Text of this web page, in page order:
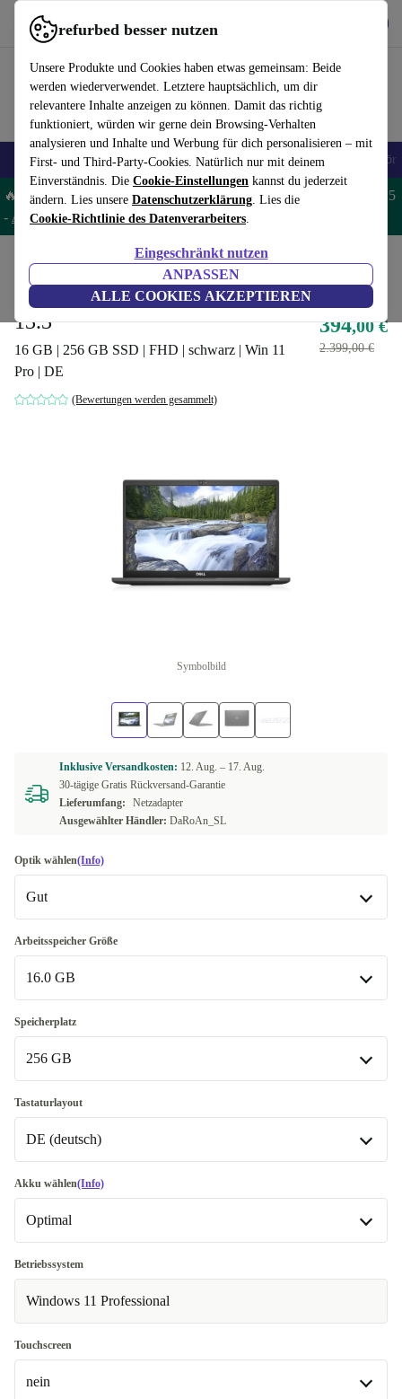
refurbed besser nutzen
Unsere Produkte und Cookies haben etwas gemeinsam: Beide
werden wiederverwendet. Letztere hauptsächlich, um dir
relevantere Inhalte anzeigen zu können. Damit das richtig
funktioniert, würden wir gerne dein Browsing-Verhalten
analysieren und Inhalte und Werbung für dich personalisieren – mit
First- und Third-Party-Cookies. Natürlich nur mit deinem
Einverständnis. Die Cookie-Einstellungen kannst du jederzeit
ändern. Lies unsere Datenschutzerklärung. Lies die
Cookie-Richtlinie des Datenverarbeiters.
Eingeschränkt nutzen
ANPASSEN
ALLE COOKIES AKZEPTIEREN
refurbed schnell und einfach nutzen
🎒 Back to school Handys Laptops Tablets Smartwatches Zubehör
🔥 Spare 5% EXTRA auf MacBooks und iPads – Code: MACPAD5
- AGB
Laptops Dell Laptops
Dell Latitude 7330 | i5-1245U |
13.3"
16 GB | 256 GB SSD | FHD | schwarz | Win 11
Pro | DE
(Bewertungen werden gesammelt)
394,00 €
2.399,00 €
Symbolbild
Inklusive Versandkosten: 12. Aug. – 17. Aug.
30-tägige Gratis Rückversand-Garantie
Lieferumfang:
Netzadapter
Ausgewählter Händler: DaRoAn_SL
Optik wählen(Info)
Gut
Gut
Sehr gut +25,00 €
Arbeitsspeicher Größe
16.0 GB
16.0 GB
In anderen Kombinationen verfügbar
32.0 GB
Speicherplatz
256 GB
256 GB
512 GB +42,00 €
1000 GB
Tastaturlayout
DE (deutsch)
DE (deutsch)
In anderen Kombinationen verfügbar
ES (spanisch)
IT (italienisch)
Akku wählen(Info)
Optimal
Optimal
In anderen Kombinationen verfügbar
Neu
Betriebssystem
Windows 11 Professional
Touchscreen
nein